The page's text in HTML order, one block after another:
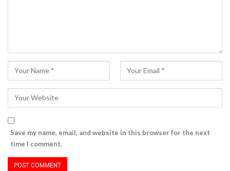
Save my name, email, and website in this browser for the next
time I comment.